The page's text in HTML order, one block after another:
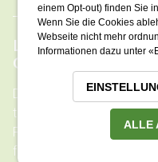
LEUENBERGER
GARTENPFLEGE
Die Leuenberger AG
traditionsreiches
Fricktal, ist seit 79
für alle Gartenprojekte im
einem Opt-out) finden Sie
Wenn Sie die Cookies
Webseite nicht mehr
Informationen dazu unter
ALLE